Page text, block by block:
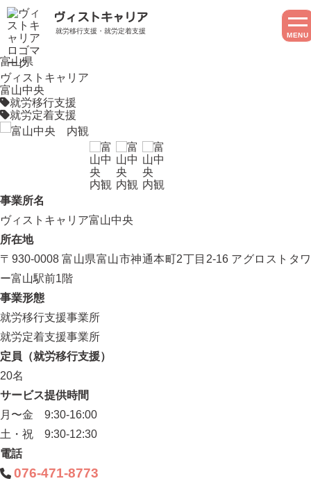
ヴィストキャリア
就労移行支援・就労定着支援
MENU
富山県
ヴィストキャリア
富山中央
就労移行支援
就労定着支援
事業所名
ヴィストキャリア富山中央
所在地
〒930-0008 富山県富山市神通本町2丁目2-16 アグロストタワ
ー富山駅前1階
事業形態
就労移行支援事業所
就労定着支援事業所
定員（就労移行支援）
20名
サービス提供時間
月〜金 9:30-16:00
土・祝 9:30-12:30
電話
076-471-8773